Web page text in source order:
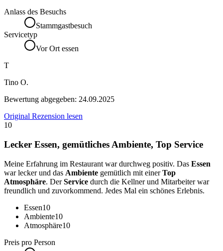
Anlass des Besuchs
Stammgastbesuch
Servicetyp
Vor Ort essen
T
Tino O.
Bewertung abgegeben: 24.09.2025
Original Rezension lesen
10
Lecker Essen, gemütliches Ambiente, Top Service
Meine Erfahrung im Restaurant war durchweg positiv. Das Essen
war lecker und das Ambiente gemütlich mit einerTop
Atmosphäre. DerService durch die Kellner und Mitarbeiter war
freundlich und zuvorkommend. Jedes Mal ein schönes Erlebnis.
Essen10
Ambiente10
Atmosphäre10
Preis pro Person